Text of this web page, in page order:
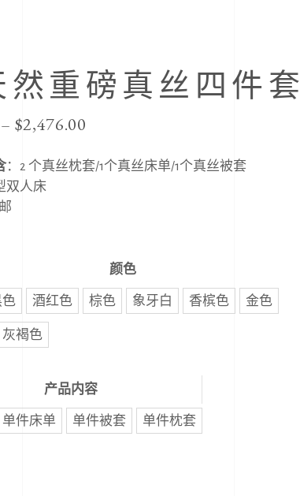
然重磅真丝四件套
– $2,476.00
：2 个真丝枕套/1个真丝床单/1个真丝被套
双人床
颜色
色 酒红色 棕色 象牙白 香槟色 金色
灰褐色
产品内容
单件床单 单件被套 单件枕套